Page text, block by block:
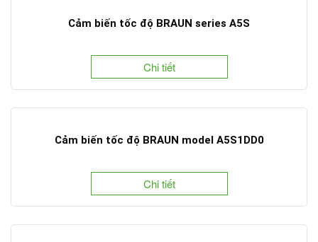
Cảm biến tốc độ BRAUN series A5S
Chi tiết
Cảm biến tốc độ BRAUN model A5S1DD0
Chi tiết